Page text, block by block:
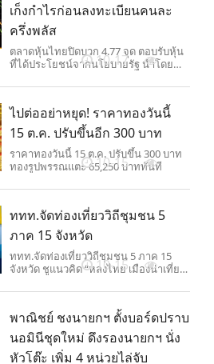
เก็งกำไรก่อนลงทะเบียนคนละ
ครึ่งพลัส
ตลาดหุ้นไทยปิดบวก 4.77 จุด ตอบรับหุ้น
ที่ได้ประโยชน์จากนโยบายรัฐ นำโดย
10-17
ไปต่ออย่าหยุด! ราคาทองวันนี้
15 ต.ค. ปรับขึ้นอีก 300 บาท
ราคาทองวันนี้ 15 ต.ค. ปรับขึ้น 300 บาท
ทองรูปพรรณแตะ 65,250 บาททันที
10-15
ททท.จัดท่องเที่ยววิถีชุมชน 5
ภาค 15 จังหวัด
ททท.จัดท่องเที่ยววิถีชุมชน 5 ภาค 15
จังหวัด ชูแนวคิด “หลงไทย เมืองน่าเที่ยว”
10-15
พาณิชย์ ชงนายกฯ ตั้งบอร์ดปราบ
นอมินีชุดใหม่ ดึงรองนายกฯ นั่ง
หัวโต๊ะ เพิ่ม 4 หน่วยไล่จับ